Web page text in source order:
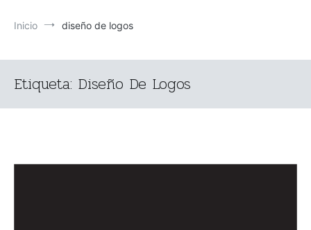
Inicio diseño de logos
Etiqueta: Diseño De Logos